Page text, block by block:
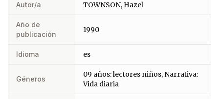
Autor/a TOWNSON, Hazel
Año de
publicación
1990
Idioma es
Géneros
09 años: lectores niños, Narrativa:
Vida diaria